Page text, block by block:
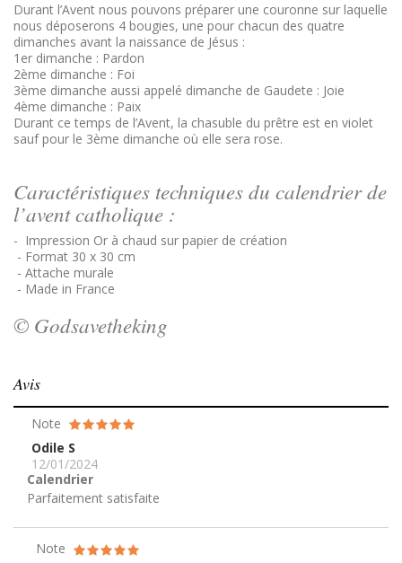
Durant l’Avent nous pouvons préparer une couronne sur laquelle
nous déposerons 4 bougies, une pour chacun des quatre
dimanches avant la naissance de Jésus :
1er dimanche : Pardon
2ème dimanche : Foi
3ème dimanche aussi appelé dimanche de Gaudete : Joie
4ème dimanche : Paix
Durant ce temps de l’Avent, la chasuble du prêtre est en violet
sauf pour le 3ème dimanche où elle sera rose.
Caractéristiques techniques du calendrier de
l’avent catholique :
- Impression Or à chaud sur papier de création
- Format 30 x 30 cm
- Attache murale
- Made in France
© Godsavetheking
Avis
Note
Odile S
12/01/2024
Calendrier
Parfaitement satisfaite
Note